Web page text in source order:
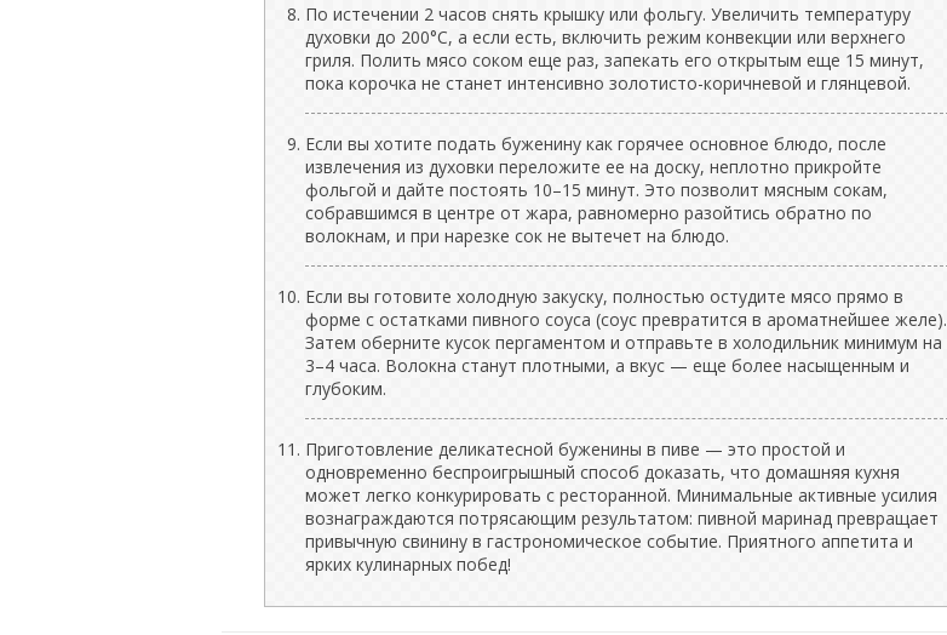
По истечении 2 часов снять крышку или фольгу. Увеличить температуру
духовки до 200°C, а если есть, включить режим конвекции или верхнего
гриля. Полить мясо соком еще раз, запекать его открытым еще 15 минут,
пока корочка не станет интенсивно золотисто-коричневой и глянцевой.
Если вы хотите подать буженину как горячее основное блюдо, после
извлечения из духовки переложите ее на доску, неплотно прикройте
фольгой и дайте постоять 10–15 минут. Это позволит мясным сокам,
собравшимся в центре от жара, равномерно разойтись обратно по
волокнам, и при нарезке сок не вытечет на блюдо.
Если вы готовите холодную закуску, полностью остудите мясо прямо в
форме с остатками пивного соуса (соус превратится в ароматнейшее желе).
Затем оберните кусок пергаментом и отправьте в холодильник минимум на
3–4 часа. Волокна станут плотными, а вкус — еще более насыщенным и
глубоким.
Приготовление деликатесной буженины в пиве — это простой и
одновременно беспроигрышный способ доказать, что домашняя кухня
может легко конкурировать с ресторанной. Минимальные активные усилия
вознаграждаются потрясающим результатом: пивной маринад превращает
привычную свинину в гастрономическое событие. Приятного аппетита и
ярких кулинарных побед!